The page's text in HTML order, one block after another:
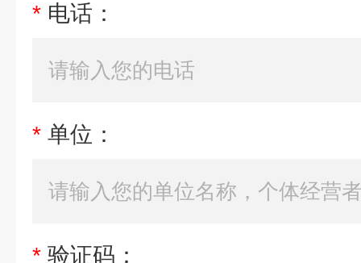
* 电话：
* 单位：
* 验证码：